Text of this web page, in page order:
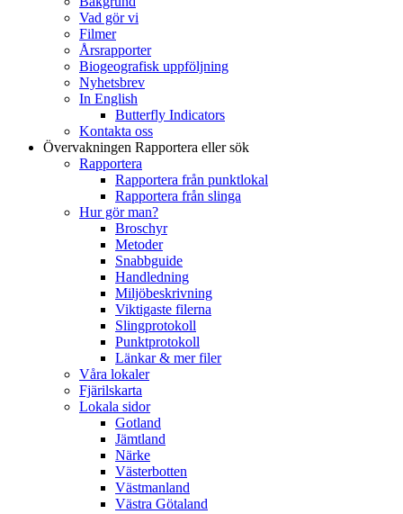
Vad gör vi
Filmer
Årsrapporter
Biogeografisk uppföljning
Nyhetsbrev
In English
Butterfly Indicators
Kontakta oss
Övervakningen Rapportera eller sök
Rapportera
Rapportera från punktlokal
Rapportera från slinga
Hur gör man?
Broschyr
Metoder
Snabbguide
Handledning
Miljöbeskrivning
Viktigaste filerna
Slingprotokoll
Punktprotokoll
Länkar & mer filer
Våra lokaler
Fjärilskarta
Lokala sidor
Gotland
Jämtland
Närke
Västerbotten
Västmanland
Västra Götaland